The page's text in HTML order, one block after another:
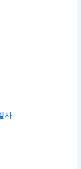
사